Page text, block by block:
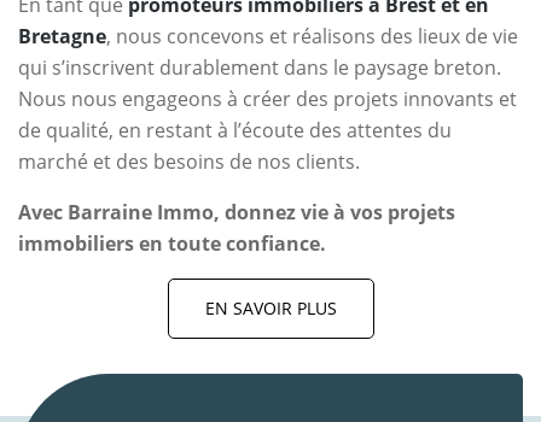
Bretagne, nous concevons et réalisons des lieux de vie
qui s’inscrivent durablement dans le paysage breton.
Nous nous engageons à créer des projets innovants et
de qualité, en restant à l’écoute des attentes du
marché et des besoins de nos clients.
Avec Barraine Immo, donnez vie à vos projets
immobiliers en toute confiance.
EN SAVOIR PLUS